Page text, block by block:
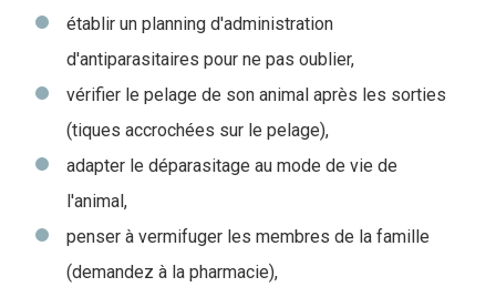
établir un planning d'administration
d'antiparasitaires pour ne pas oublier,
vérifier le pelage de son animal après les sorties
(tiques accrochées sur le pelage),
adapter le déparasitage au mode de vie de
l'animal,
penser à vermifuger les membres de la famille
(demandez à la pharmacie),